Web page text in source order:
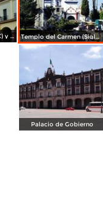
Los portales (Siglo XIX) y la torre de la Catedral. Toluca. 1994 Templo del Carmen (Siglo XVIII). Toluca de Lerdo. 1994
Palacio de Gobierno